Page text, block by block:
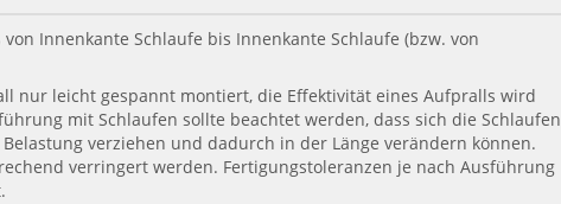
Innenkante Schlaufe bis Innenkante Schlaufe (bzw. von
nur leicht gespannt montiert, die Effektivität eines Aufpralls wird
mit Schlaufen sollte beachtet werden, dass sich die Schlaufen
verziehen und dadurch in der Länge verändern können.
verringert werden. Fertigungstoleranzen je nach Ausführung